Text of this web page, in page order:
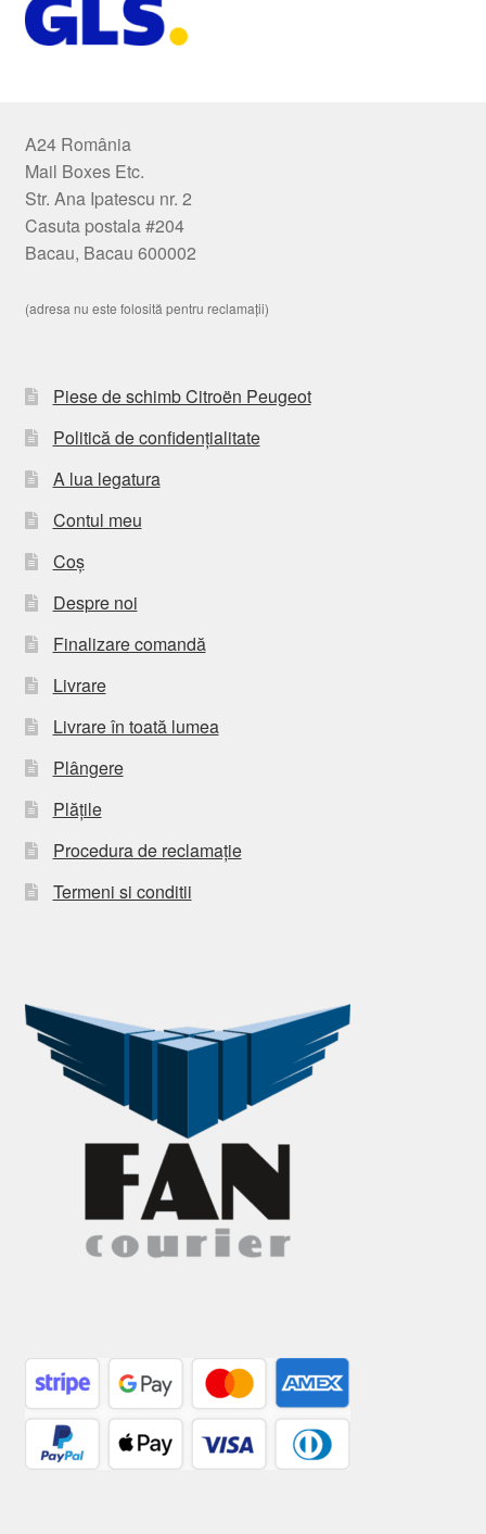
A24 România
Mail Boxes Etc.
Str. Ana Ipatescu nr. 2
Casuta postala #204
Bacau, Bacau 600002
(adresa nu este folosită pentru reclamații)
Piese de schimb Citroën Peugeot
Politică de confidențialitate
A lua legatura
Contul meu
Coș
Despre noi
Finalizare comandă
Livrare
Livrare în toată lumea
Plângere
Plățile
Procedura de reclamație
Termeni si conditii